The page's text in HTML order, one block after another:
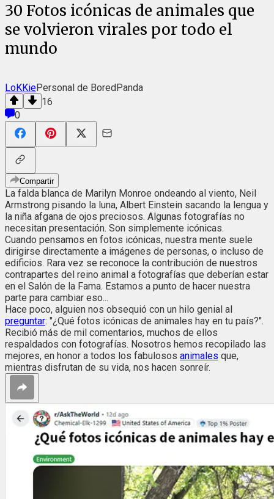
30 Fotos icónicas de animales que
se volvieron virales por todo el
mundo
LoKKiePersonal de BoredPanda
16
0
Compartir
La falda blanca de Marilyn Monroe ondeando al viento, Neil
Armstrong pisando la luna, Albert Einstein sacando la lengua y
la niña afgana de ojos preciosos. Algunas fotografías no
necesitan presentación. Son simplemente icónicas.
Cuando pensamos en fotos icónicas, nuestra mente suele
dirigirse directamente a imágenes de personas, o incluso de
edificios. Rara vez se reconoce la contribución de nuestros
contrapartes del reino animal a fotografías que deberían estar
en el Salón de la Fama. Estamos a punto de hacer nuestra
parte para cambiar eso...
Hace poco, alguien nos obsequió con un hilo genial al
preguntar: "¿Qué fotos icónicas de animales hay en tu país?".
Recibió más de mil comentarios, muchos de ellos
respaldados con fotografías. Nosotros hemos recopilado las
mejores, en honor a todos los fabulosos animales que,
mientras disfrutan de su vida, nos hacen sonreír.